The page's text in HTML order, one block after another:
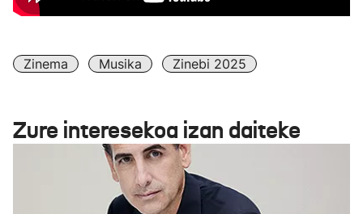
Zinema Musika Zinebi 2025
Zure interesekoa izan daiteke